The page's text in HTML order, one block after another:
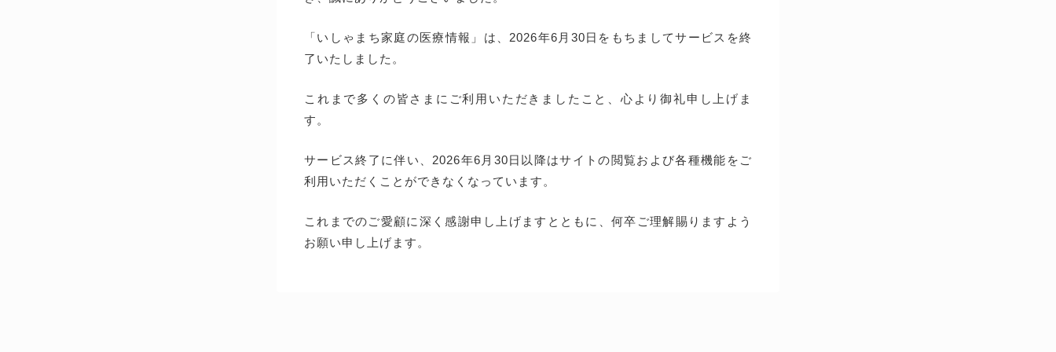
「いしゃまち家庭の医療情報」は、2026年6月30日をもちましてサービスを終
了いたしました。
これまで多くの皆さまにご利用いただきましたこと、心より御礼申し上げま
す。
サービス終了に伴い、2026年6月30日以降はサイトの閲覧および各種機能をご
利用いただくことができなくなっています。
これまでのご愛顧に深く感謝申し上げますとともに、何卒ご理解賜りますよう
お願い申し上げます。